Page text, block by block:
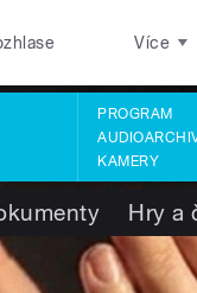
Více
PROGRAM
KAMERY
Hry a